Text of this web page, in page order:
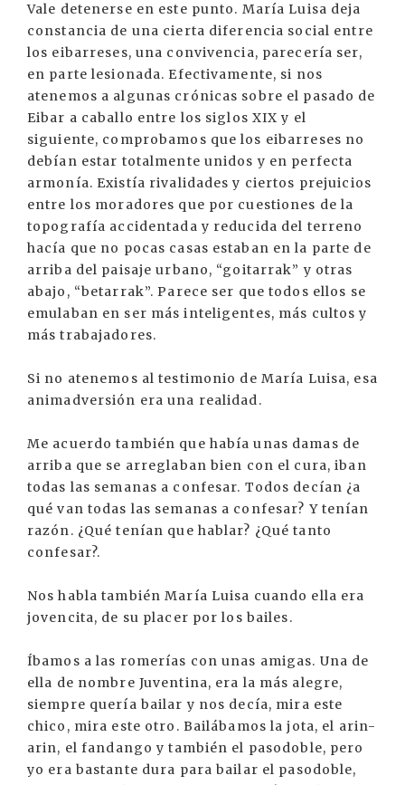
Vale detenerse en este punto. María Luisa deja
constancia de una cierta diferencia social entre
los eibarreses, una convivencia, parecería ser,
en parte lesionada. Efectivamente, si nos
atenemos a algunas crónicas sobre el pasado de
Eibar a caballo entre los siglos XIX y el
siguiente, comprobamos que los eibarreses no
debían estar totalmente unidos y en perfecta
armonía. Existía rivalidades y ciertos prejuicios
entre los moradores que por cuestiones de la
topografía accidentada y reducida del terreno
hacía que no pocas casas estaban en la parte de
arriba del paisaje urbano, “goitarrak” y otras
abajo, “betarrak”. Parece ser que todos ellos se
emulaban en ser más inteligentes, más cultos y
más trabajadores.
Si no atenemos al testimonio de María Luisa, esa
animadversión era una realidad.
Me acuerdo también que había unas damas de
arriba que se arreglaban bien con el cura, iban
todas las semanas a confesar. Todos decían ¿a
qué van todas las semanas a confesar? Y tenían
razón. ¿Qué tenían que hablar? ¿Qué tanto
confesar?.
Nos habla también María Luisa cuando ella era
jovencita, de su placer por los bailes.
Íbamos a las romerías con unas amigas. Una de
ella de nombre Juventina, era la más alegre,
siempre quería bailar y nos decía, mira este
chico, mira este otro. Bailábamos la jota, el arin-
arin, el fandango y también el pasodoble, pero
yo era bastante dura para bailar el pasodoble,